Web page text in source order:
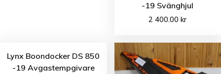
-19 Svänghjul
2 400.00kr
Lynx Boondocker DS 850
-19 Avgastempgivare